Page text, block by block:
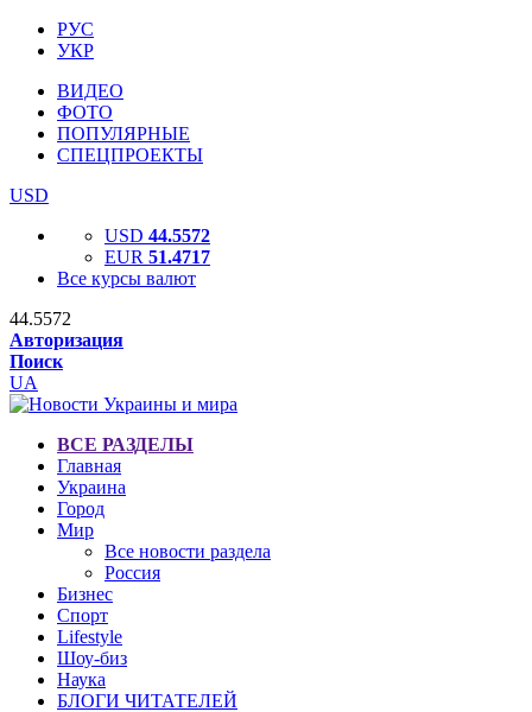
РУС
УКР
ВИДЕО
ФОТО
ПОПУЛЯРНЫЕ
СПЕЦПРОЕКТЫ
USD
USD 44.5572
EUR 51.4717
Все курсы валют
44.5572
Авторизация
Поиск
UA
ВСЕ РАЗДЕЛЫ
Главная
Украина
Город
Мир
Все новости раздела
Россия
Бизнес
Спорт
Lifestyle
Шоу-биз
Наука
БЛОГИ ЧИТАТЕЛЕЙ